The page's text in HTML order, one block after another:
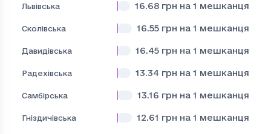
Львівська 16.68 грн на 1 мешканця
Сколівська 16.55 грн на 1 мешканця
Давидівська 16.45 грн на 1 мешканця
Радехівська 13.34 грн на 1 мешканця
Самбірська 13.16 грн на 1 мешканця
Гніздичівська 12.61 грн на 1 мешканця